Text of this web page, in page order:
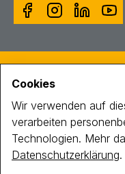
Intranet
Datenschutz
Cookies
Wir verwenden auf
verarbeiten
Technologien. Mehr
Datenschutzerklärung.